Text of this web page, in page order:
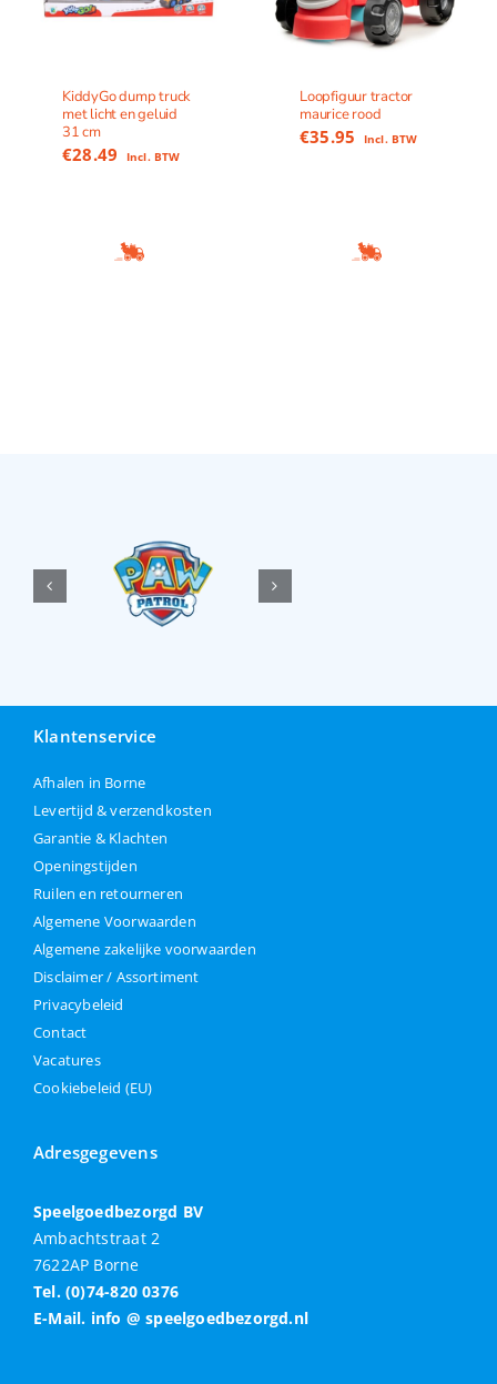
KiddyGo dump truck
met licht en geluid
31 cm
€28.49 Incl. BTW
Loopfiguur tractor
maurice rood
€35.95 Incl. BTW
Klantenservice
Afhalen in Borne
Levertijd & verzendkosten
Garantie & Klachten
Openingstijden
Ruilen en retourneren
Algemene Voorwaarden
Algemene zakelijke voorwaarden
Disclaimer / Assortiment
Privacybeleid
Contact
Vacatures
Cookiebeleid (EU)
Adresgegevens
Speelgoedbezorgd BV
Ambachtstraat 2
7622AP Borne
Tel. (0)74-820 0376
E-Mail. info @ speelgoedbezorgd.nl